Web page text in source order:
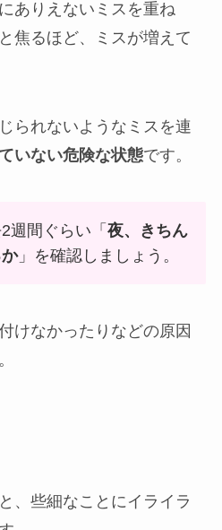
ありえないミスを重ね
焦るほど、ミスが増えて
られないようなミスを連
いない危険な状態です。
週間ぐらい「夜、きちん
」を確認しましょう。
けなかったりなどの原因
、些細なことにイライラ